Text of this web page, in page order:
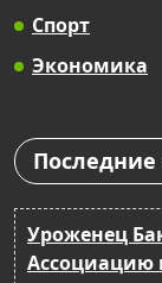
Спорт
Экономика
Последние
Уроженец
Ассоциацию